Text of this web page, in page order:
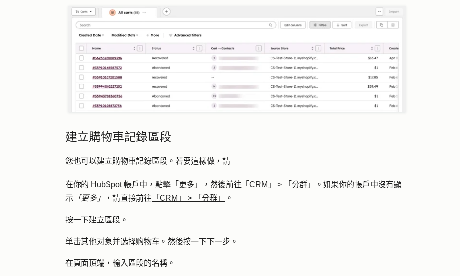
建立購物車記錄區段
您也可以建立購物車記錄區段。若要這樣做，請
在你的 HubSpot 帳戶中，點擊 「更多」 ，然後前往 「CRM」 > 「分群」
。如果你的帳戶中沒有顯
示 「更多」 ，請直接前往 「CRM」 > 「分群」 。
按一下建立區段 。
单击其他对象并选择购物车 。然後按一下下一步 。
在頁面頂端，輸入區段的名稱 。